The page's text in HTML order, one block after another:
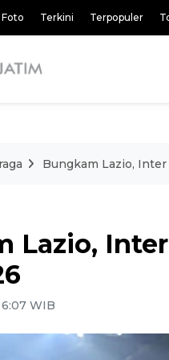
Terkini Terpopuler
Bungkam Lazio,
Lazio,
WIB